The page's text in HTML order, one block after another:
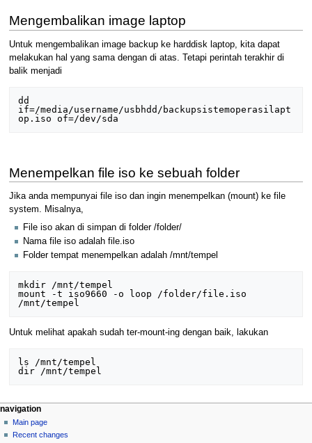
Mengembalikan image laptop
Untuk mengembalikan image backup ke harddisk laptop, kita dapat
melakukan hal yang sama dengan di atas. Tetapi perintah terakhir di
balik menjadi
dd
if=/media/username/usbhdd/backupsistemoperasilapt
Menempelkan file iso ke sebuah folder
Jika anda mempunyai file iso dan ingin menempelkan (mount) ke file
system. Misalnya,
File iso akan di simpan di folder /folder/
Nama file iso adalah file.iso
Folder tempat menempelkan adalah /mnt/tempel
mkdir /mnt/tempel
mount -t iso9660 -o loop /folder/file.iso
Untuk melihat apakah sudah ter-mount-ing dengan baik, lakukan
ls /mnt/tempel
N
a
page actions
page
discussion
personal tools
log
in
navigation
Main page
Recent changes